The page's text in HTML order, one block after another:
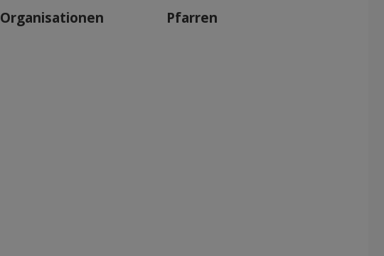
Organisationen Pfarren